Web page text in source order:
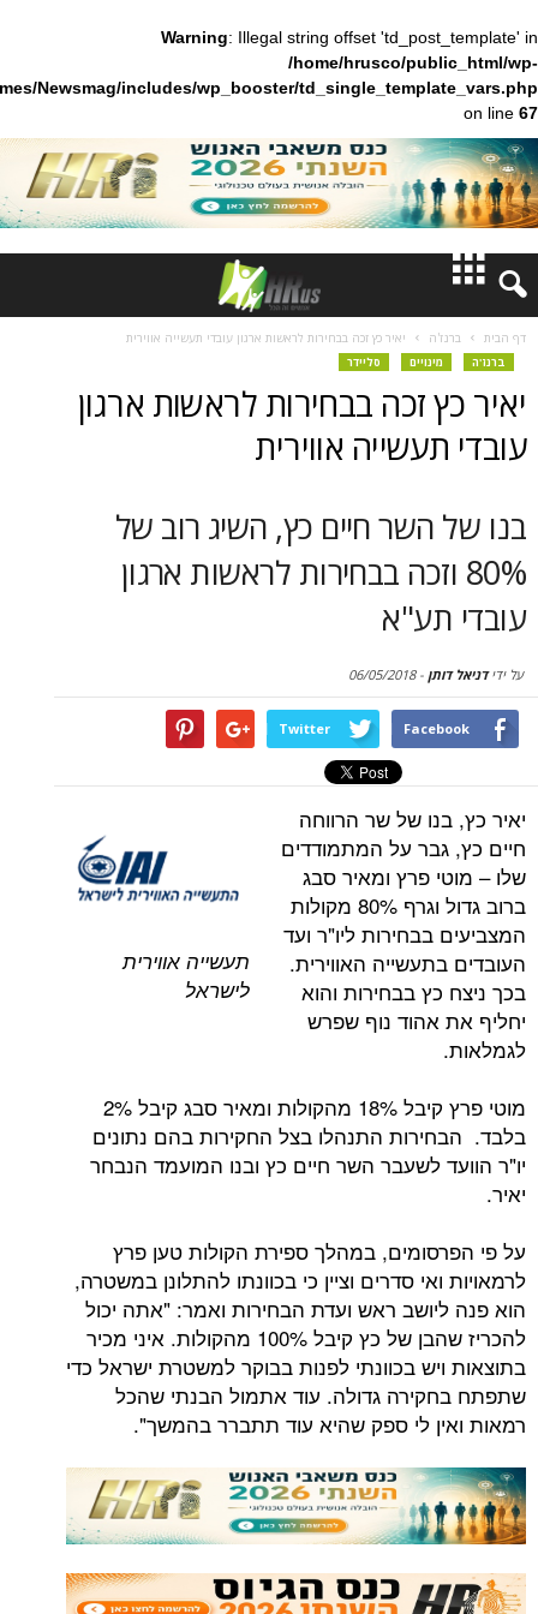
Warning: Illegal string offset
/home/hrusco/
content/themes/Newsmag/includes/wp_booster/
חדשות
יאיר כץ זכה בבחירות לראשות ארגון עובדי תעשייה אווירית
סליידר
זכה בבחירות לראשות ארגון
אווירית
חיים כץ, השיג רוב של
וזכה בבחירות לראשות ארגון
-
06/05/2018
Twitter
תעשייה אווירית
לישראל
של שר הרווחה
על המתמודדים
פרץ ומאיר סבג
ברוב גדול וגרף 80% מקולות
ליו"ר ועד
האווירית.
בבחירות והוא
נוף שפרש
מוטי פרץ קיבל 18% מהקולות ומאיר סבג קיבל 2%
התנהלו בצל החקירות בהם נתונים
לשעבר השר חיים כץ ובנו המועמד הנבחר
במהלך ספירת הקולות טען פרץ
סדרים וציין כי בכוונתו להתלונן במשטרה,
ראש ועדת הבחירות ואמר: "אתה יכול
להכריז שהבן של כץ קיבל 100% מהקולות. איני מכיר
בכוונתי לפנות בבוקר למשטרת ישראל כדי
גדולה. עוד אתמול הבנתי שהכל
לי ספק שהיא עוד תתברר בהמשך".